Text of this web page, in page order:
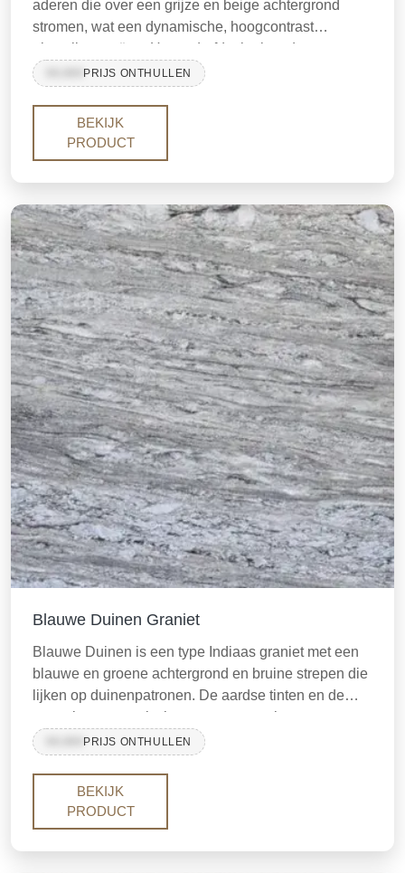
aderen die over een grijze en beige achtergrond
stromen, wat een dynamische, hoogcontrast
uitstraling creëert. Het gedurfde, kruisende patroon
en de rijke gouden tinten maken het een opvallende
keuze voor zowel moderne als klassieke ruimtes.
installaties.
PRIJS ONTHULLEN
BEKIJK
PRODUCT
Blauwe Duinen Graniet
Blauwe Duinen is een type Indiaas graniet met een
blauwe en groene achtergrond en bruine strepen die
lijken op duinenpatronen. De aardse tinten en de
soepele, symmetrische stroom geven het een
natuurlijke uitstraling
PRIJS ONTHULLEN
BEKIJK
PRODUCT